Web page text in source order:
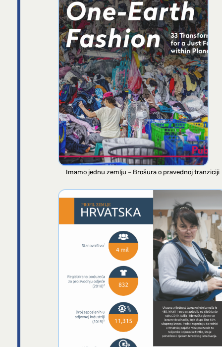
Imamo jednu zemlju – Brošura o pravednoj tranziciji